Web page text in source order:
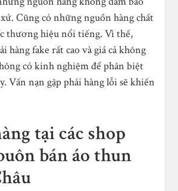
Cũng có những nguồn hàng chất
thương hiệu nổi tiếng. Vì thế,
hàng fake rất cao và giá cả không
có kinh nghiệm để phân biệt
Vấn nạn gặp phải hàng lỗi sẽ khiến
tại các shop
bán áo thun